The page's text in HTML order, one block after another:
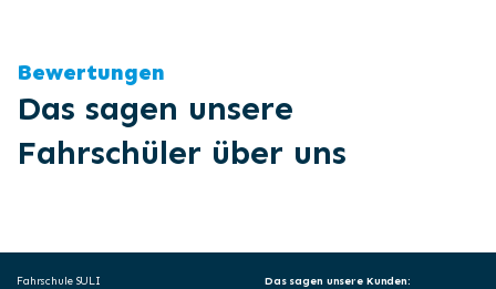
Bewertungen
Das sagen unsere
Fahrschüler über uns
Fahrschule SULI
Das sagen unsere Kunden: